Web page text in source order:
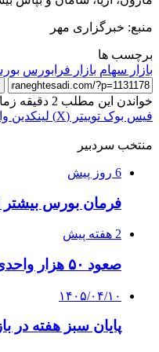
منبع: خبرگزاری مهر
برچسب ها
بازار سهام بازار فرابورس
خواندن این مطلب 2 دقیقه زمان میبرد
فیس بوک توییتر (X) لینکدین
منتخب سردبیر
6 روز پیش
فرمان بورس بیشتر
2 هفته پیش
صعود ۵۰ هزار واحدی شاخص کل بورس تهران؛ لیدری پالایشی‌ها ادامه دارد
۱۴۰۵/۰۴/۱۰
پایان سبز هفته در بازار